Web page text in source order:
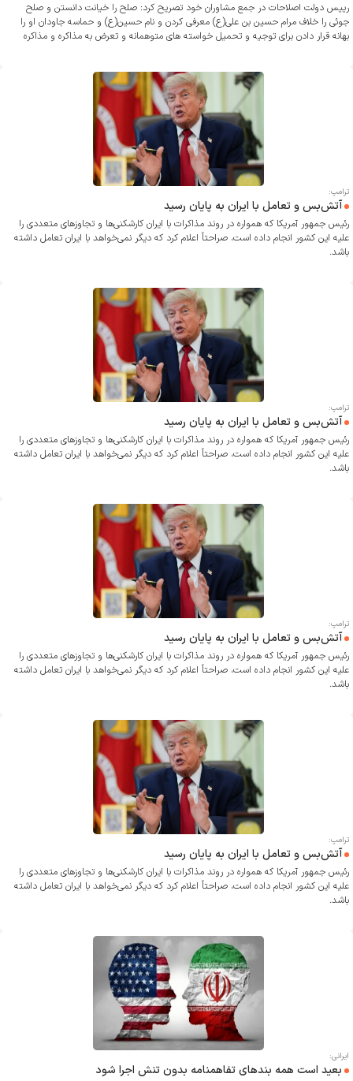
رییس دولت اصلاحات در جمع مشاوران خود تصریح کرد: صلح را خیانت دانستن و صلح
جوئی را خلاف مرام حسین بن علی(ع) معرفی کردن و نام حسین(ع) و حماسه جاودان او را
بهانه قرار دادن برای توجیه و تحمیل خواسته های متوهمانه و تعرض به مذاکره و مذاکره
ترامپ:
آتش‌بس و تعامل با ایران به پایان رسید
رئیس جمهور آمریکا که همواره در روند مذاکرات با ایران کارشکنی‌ها و تجاوز‌های متعددی را
علیه این کشور انجام داده است، صراحتاً اعلام کرد که دیگر نمی‌خواهد با ایران تعامل داشته
باشد.
ترامپ:
آتش‌بس و تعامل با ایران به پایان رسید
رئیس جمهور آمریکا که همواره در روند مذاکرات با ایران کارشکنی‌ها و تجاوز‌های متعددی را
علیه این کشور انجام داده است، صراحتاً اعلام کرد که دیگر نمی‌خواهد با ایران تعامل داشته
باشد.
ترامپ:
آتش‌بس و تعامل با ایران به پایان رسید
رئیس جمهور آمریکا که همواره در روند مذاکرات با ایران کارشکنی‌ها و تجاوز‌های متعددی را
علیه این کشور انجام داده است، صراحتاً اعلام کرد که دیگر نمی‌خواهد با ایران تعامل داشته
باشد.
ترامپ:
آتش‌بس و تعامل با ایران به پایان رسید
رئیس جمهور آمریکا که همواره در روند مذاکرات با ایران کارشکنی‌ها و تجاوز‌های متعددی را
علیه این کشور انجام داده است، صراحتاً اعلام کرد که دیگر نمی‌خواهد با ایران تعامل داشته
باشد.
ایرانی:
بعید است همه بندهای تفاهمنامه بدون تنش اجرا شود